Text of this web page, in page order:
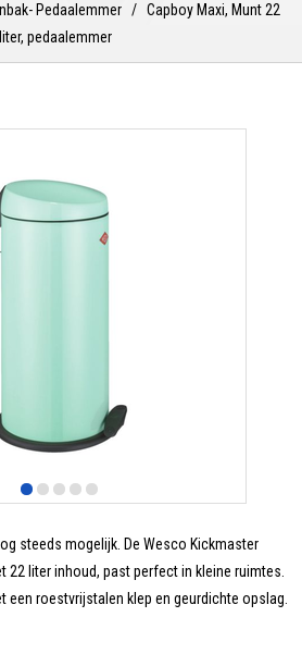
Pedaalemmer / Capboy Maxi, Munt 22
liter, pedaalemmer
steeds mogelijk. De Wesco Kickmaster
22 liter inhoud, past perfect in kleine ruimtes.
een roestvrijstalen klep en geurdichte opslag.